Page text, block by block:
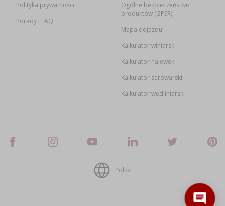
Polityka prywatności
Porady i FAQ
Ogólne bezpieczeństwo
produktów (GPSR)
Mapa dojazdu
Kalkulator winiarski
Kalkulator nalewek
Kalkulator serowarski
Kalkulator wędliniarski
Polski